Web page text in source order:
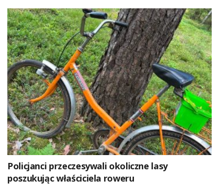
Policjanci przeczesywali okoliczne lasy
poszukując właściciela roweru